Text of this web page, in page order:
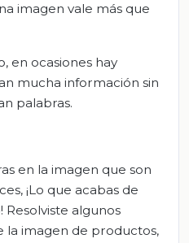
imagen vale más que
en ocasiones hay
mucha información sin
palabras.
en la imagen que son
¡Lo que acabas de
Resolviste algunos
la imagen de productos,